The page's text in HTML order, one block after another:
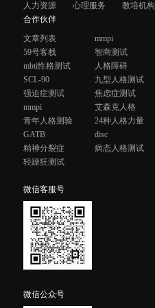
人力资源
心理服务 教培机构
合作伙伴
文章列表
mmpi
59号客栈
智商测试
mbti性格测试
人格障碍
SCL-90
九型人格测试
强迫症测试
焦虑症测试
mmpi
艾森克人格
青年人格测验
24种人格力量
GATB
disc
精神分裂症
病态人格测试
轻躁狂测试
微信客服号
微信公众号